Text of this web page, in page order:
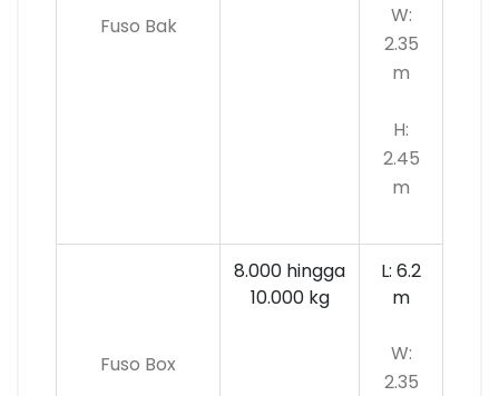
Fuso Bak
W:
2.35
m
H:
2.45
m
Fuso Box
8.000 hingga
10.000 kg
L: 6.2
m
W:
2.35